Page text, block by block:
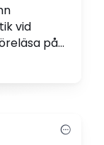
vid
på
att
och